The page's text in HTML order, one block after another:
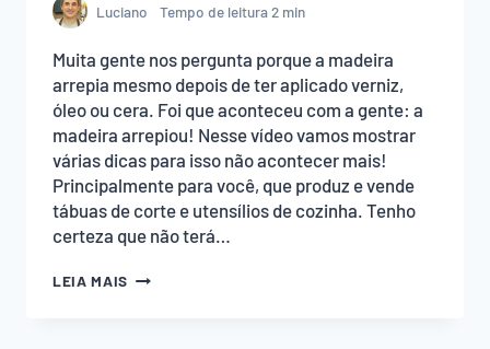
Luciano Tempo de leitura2 min
Muita gente nos pergunta porque a madeira
arrepia mesmo depois de ter aplicado verniz,
óleo ou cera. Foi que aconteceu com a gente: a
madeira arrepiou! Nesse vídeo vamos mostrar
várias dicas para isso não acontecer mais!
Principalmente para você, que produz e vende
tábuas de corte e utensílios de cozinha. Tenho
certeza que não terá…
LEIA MAIS LAVEI